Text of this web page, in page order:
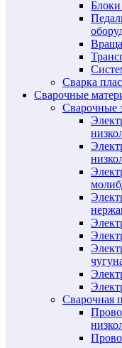
Сварка
Сварочные
Сварочные
Сварочная